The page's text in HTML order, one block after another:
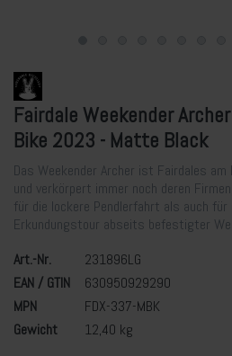
Fairdale Weekender
Bike 2023 - Matte Black
Das Weekender Archer ist Fairdales
und verkörpert immer noch deren
für die lockere Pendlerfahrt als auch
Erkundungstour abseits befestigter
Art.-Nr.
231896LG
EAN / GTIN
630950929290
MPN
FDX-337-MBK
Gewicht
12,40 kg